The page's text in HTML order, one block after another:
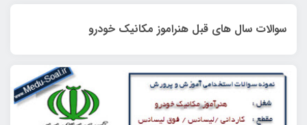
سوالات سال های قبل هنراموز مکانیک خودرو